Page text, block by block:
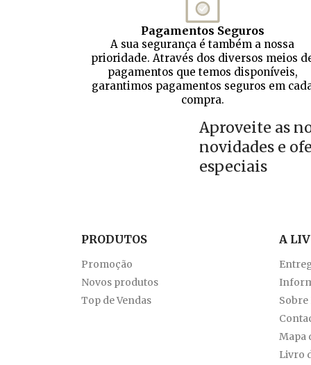
Pagamentos Seguros
A sua segurança é também a nossa
prioridade. Através dos diversos meios
pagamentos que temos disponíveis,
garantimos pagamentos seguros em
compra.
Aproveite as
novidades e
especiais
PRODUTOS
Promoção
Novos produtos
Top de Vendas
A
Sobre
Mapa
Livro